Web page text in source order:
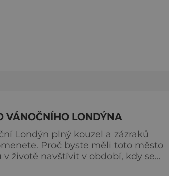
VÁNOČNÍHO LONDÝNA
Londýn plný kouzel a zázraků
měli toto město
v životě navštívit v období, kdy se